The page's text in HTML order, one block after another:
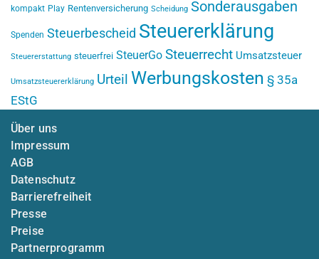
kompakt Play Rentenversicherung Scheidung Sonderausgaben
Spenden Steuerbescheid Steuererklärung
Steuererstattung steuerfrei SteuerGo Steuerrecht Umsatzsteuer
Umsatzsteuererklärung Urteil Werbungskosten § 35a
EStG
Über uns
Impressum
AGB
Datenschutz
Barrierefreiheit
Presse
Preise
Partnerprogramm